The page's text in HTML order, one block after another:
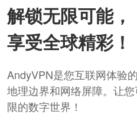
解锁无限可能，
享受全球精彩！
AndyVPN是您互联网体验
地理边界和网络屏障。让
限的数字世界！